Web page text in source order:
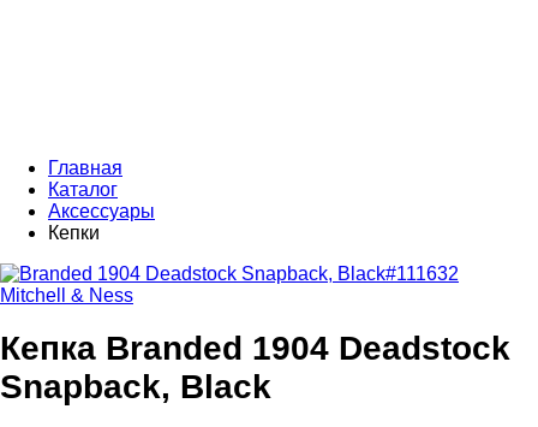
Главная
Каталог
Аксессуары
Кепки
Mitchell & Ness
Кепка Branded 1904 Deadstock
Snapback, Black